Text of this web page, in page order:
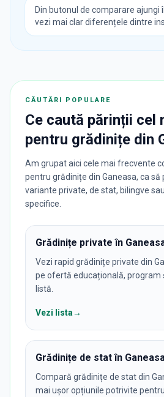
Din butonul de comparare ajungi
vezi mai clar diferențele dintre
CĂUTĂRI POPULARE
Ce caută părinții cel
pentru grădinițe din
Am grupat aici cele mai frecvente
pentru grădinițe din Ganeasa, ca să
variante private, de stat, bilingve
specifice.
Grădinițe private în
Vezi rapid grădinițe private din
pe ofertă educațională, program
listă.
Vezi lista→
Grădinițe de stat în Ganeasa
Compară grădinițe de stat din
mai ușor opțiunile potrivite